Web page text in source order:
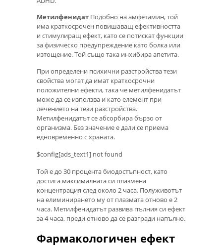
Метилфенидат Подобно на амфетамин, той
има краткосрочен повишаващ ефективността
и стимулиращ ефект, като се потискат функции
за физическо предупреждение като болка или
изтощение. Той също така инхибира апетита.
При определени психични разстройства тези
свойства могат да имат краткосрочни
положителни ефекти, така че метилфенидатът
може да се използва и като елемент при
лечението на тези разстройства.
Метилфенидатът се абсорбира бързо от
организма. Без значение е дали се приема
едновременно с храната.
$config[ads_text1] not found
Той е до 30 процента биодостъпност, като
достига максималната си плазмена
концентрация след около 2 часа. Полуживотът
на елиминирането му от плазмата отново е 2
часа. Метилфенидатът развива пълния си ефект
за 4 часа, преди отново да се разгради напълно.
Фармакологичен ефект